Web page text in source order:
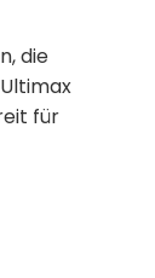
die
für